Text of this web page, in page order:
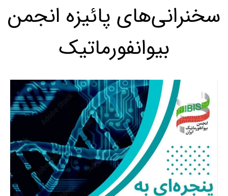
سخنرانی‌های پائیزه انجمن
بیوانفورماتیک